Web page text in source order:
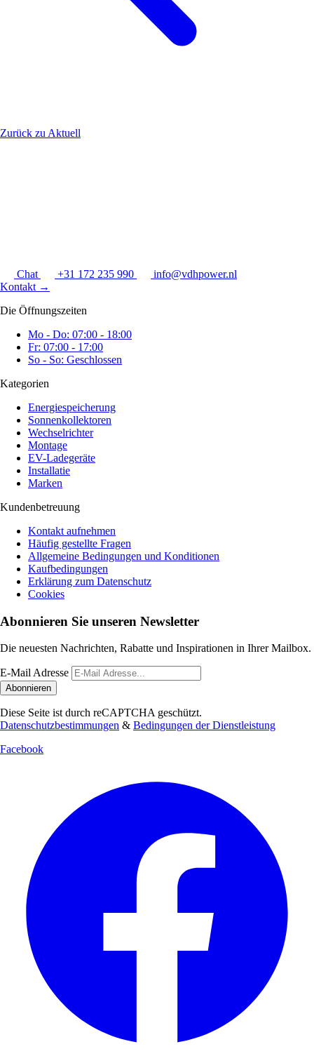
Zurück zu Aktuell
Chat +31 172 235 990
info@vdhpower.nl
Kontakt →
Die Öffnungszeiten
Mo - Do: 07:00 - 18:00
Fr: 07:00 - 17:00
So - So: Geschlossen
Kategorien
Energiespeicherung
Sonnenkollektoren
Wechselrichter
Montage
EV-Ladegeräte
Installatie
Marken
Kundenbetreuung
Kontakt aufnehmen
Häufig gestellte Fragen
Allgemeine Bedingungen und Konditionen
Kaufbedingungen
Erklärung zum Datenschutz
Cookies
Abonnieren Sie unseren Newsletter
Die neuesten Nachrichten, Rabatte und Inspirationen in Ihrer Mailbox.
E-Mail Adresse
Abonnieren
Diese Seite ist durch reCAPTCHA geschützt.
Datenschutzbestimmungen & Bedingungen der Dienstleistung
Facebook